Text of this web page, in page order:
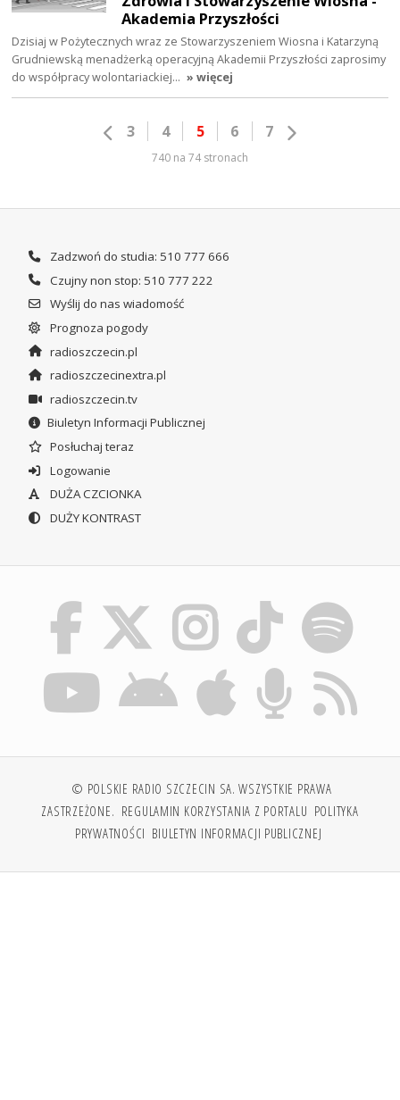
Akademia Przyszłości
Dzisiaj w Pożytecznych wraz ze Stowarzyszeniem Wiosna i Katarzyną
Grudniewską menadżerką operacyjną Akademii Przyszłości zaprosimy
do współpracy wolontariackiej… » więcej
3 4 5 6 7
740 na 74 stronach
Zadzwoń do studia: 510 777 666
Czujny non stop: 510 777 222
Wyślij do nas wiadomość
Prognoza pogody
radioszczecin.pl
radioszczecinextra.pl
radioszczecin.tv
Biuletyn Informacji Publicznej
Posłuchaj teraz
Logowanie
DUŻA CZCIONKA
DUŻY KONTRAST
© POLSKIE RADIO SZCZECIN SA. WSZYSTKIE PRAWA
ZASTRZEŻONE. REGULAMIN KORZYSTANIA Z PORTALU POLITYKA
PRYWATNOŚCI BIULETYN INFORMACJI PUBLICZNEJ